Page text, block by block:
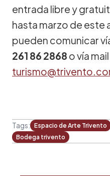
entrada libre y
hasta marzo de este
pueden comunicar
261 86 2868 o vía
Tags: Espacio de Arte Trivento
Bodega trivento